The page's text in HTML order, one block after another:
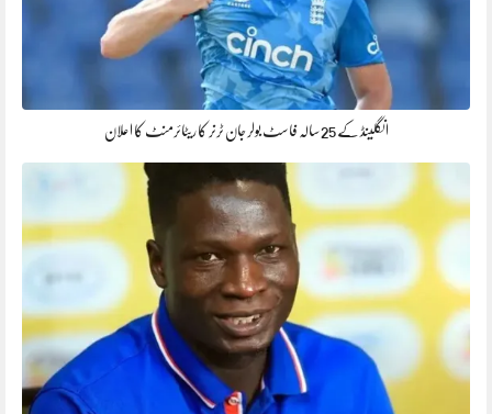
انگلینڈ کے 25 سالہ فاسٹ بولر جان ٹرنر کا ریٹائرمنٹ کا اعلان